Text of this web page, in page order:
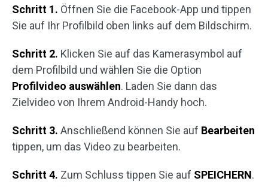
Schritt 1. Öffnen Sie die Facebook-App und tippen
Sie auf Ihr Profilbild oben links auf dem Bildschirm.
Schritt 2. Klicken Sie auf das Kamerasymbol auf
dem Profilbild und wählen Sie die Option
Profilvideo auswählen. Laden Sie dann das
Zielvideo von Ihrem Android-Handy hoch.
Schritt 3. Anschließend können Sie auf Bearbeiten
tippen, um das Video zu bearbeiten.
Schritt 4. Zum Schluss tippen Sie auf SPEICHERN.